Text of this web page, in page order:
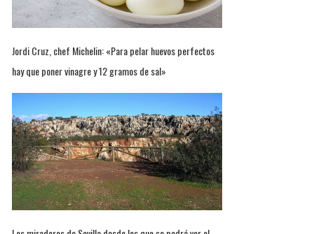
Jordi Cruz, chef Michelin: «Para pelar huevos perfectos
hay que poner vinagre y 12 gramos de sal»